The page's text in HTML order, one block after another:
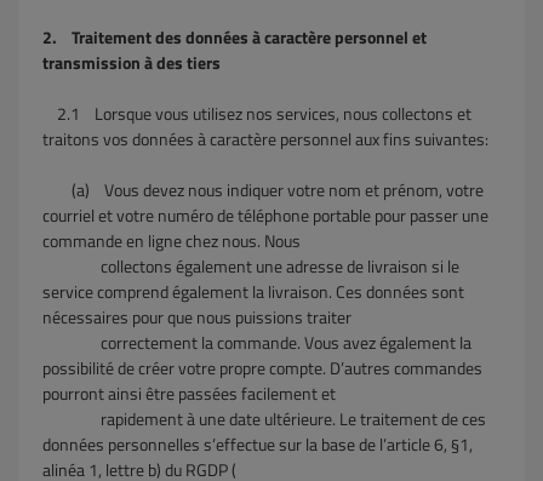
2. Traitement des données à caractère personnel et
transmission à des tiers
2.1
Lorsque vous utilisez nos services, nous collectons et
traitons vos données à caractère personnel aux fins suivantes:
(a)
Vous devez nous indiquer votre nom et prénom, votre
courriel et votre numéro de téléphone portable pour passer une
commande en ligne chez nous. Nous
collectons également une adresse de livraison si le
service comprend également la livraison. Ces données sont
nécessaires pour que nous puissions traiter
correctement la commande. Vous avez également la
possibilité de créer votre propre compte. D’autres commandes
pourront ainsi être passées facilement et
rapidement à une date ultérieure. Le traitement de ces
données personnelles s’effectue sur la base de l’article 6, §1,
alinéa 1, lettre b) du RGDP (